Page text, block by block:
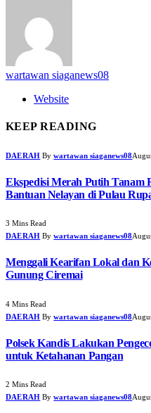
wartawan siaganews08
Website
KEEP READING
DAERAH By wartawan siaganews08
Ekspedisi Merah Putih Tanam
Bantuan Nelayan di Pulau
3 Mins Read
DAERAH By wartawan siaganews08
Menggali Kearifan Lokal dan
Gunung Ciremai
4 Mins Read
DAERAH By wartawan siaganews08
Polsek Kandis Lakukan
untuk Ketahanan Pangan
2 Mins Read
DAERAH By wartawan siaganews08